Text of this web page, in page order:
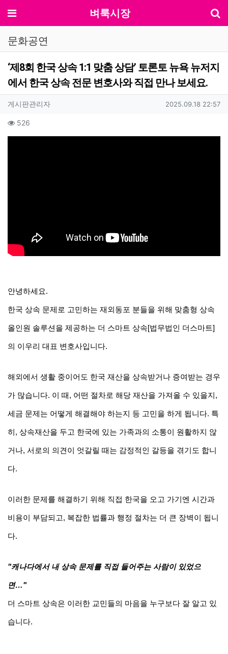
메뉴 벼룩시장
문화공연
‘제8회 한국 상속 1:1 맞춤 상담’ 토론토 뉴욕 뉴저지
에서 한국 상속 전문 변호사와 직접 만나 보세요.
작성자 정보
게시판관리자작성 작성일
2025.09.18 22:57
컨텐츠 정보
526
안녕하세요.
한국 상속 문제로 고민하는 재외동포 분들을 위해 맞춤형 상속
올인원 솔루션을 제공하는 더 스마트 상속[법무법인 더스마트]
의 이우리 대표 변호사입니다.
해외에서 생활 중이어도 한국 재산을 상속받거나 증여받는 경우
가 많습니다. 이 때, 어떤 절차로 해당 재산을 가져올 수 있을지,
세금 문제는 어떻게 해결해야 하는지 등 고민을 하게 됩니다. 특
히, 상속재산을 두고 한국에 있는 가족과의 소통이 원활하지 않
거나, 서로의 의견이 엇갈릴 때는 감정적인 갈등을 겪기도 합니
다.
이러한 문제를 해결하기 위해 직접 한국을 오고 가기엔 시간과
비용이 부담되고, 복잡한 법률과 행정 절차는 더 큰 장벽이 됩니
다.
"캐나다에서 내 상속 문제를 직접 들어주는 사람이 있었으
면…"
더 스마트 상속은 이러한 교민들의 마음을 누구보다 잘 알고 있
습니다.